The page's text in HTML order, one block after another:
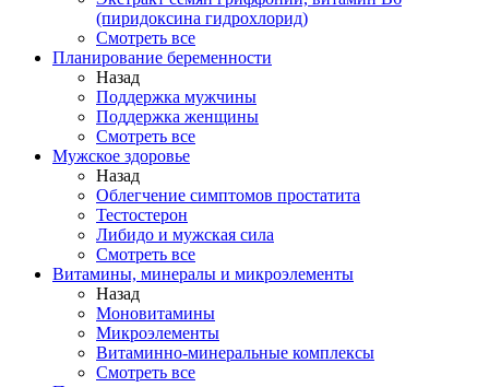
(пиридоксина гидрохлорид)
Смотреть все
Планирование беременности
Назад
Поддержка мужчины
Поддержка женщины
Смотреть все
Мужское здоровье
Назад
Облегчение симптомов простатита
Тестостерон
Либидо и мужская сила
Смотреть все
Витамины, минералы и микроэлементы
Назад
Моновитамины
Микроэлементы
Витаминно-минеральные комплексы
Смотреть все